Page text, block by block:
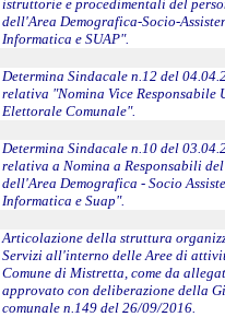
istruttorie e procedimentali del
dell'Area Demografica-Socio-
Informatica e SUAP".
Determina Sindacale n.12 del
relativa "Nomina Vice Responsabile
Elettorale Comunale".
Determina Sindacale n.10 del
relativa a Nomina a Responsabili
dell'Area Demografica - Socio
Informatica e Suap".
Articolazione della struttura
Servizi all'interno delle Aree di
Comune di Mistretta, come da
approvato con deliberazione della
comunale n.149 del 26/09/2016.